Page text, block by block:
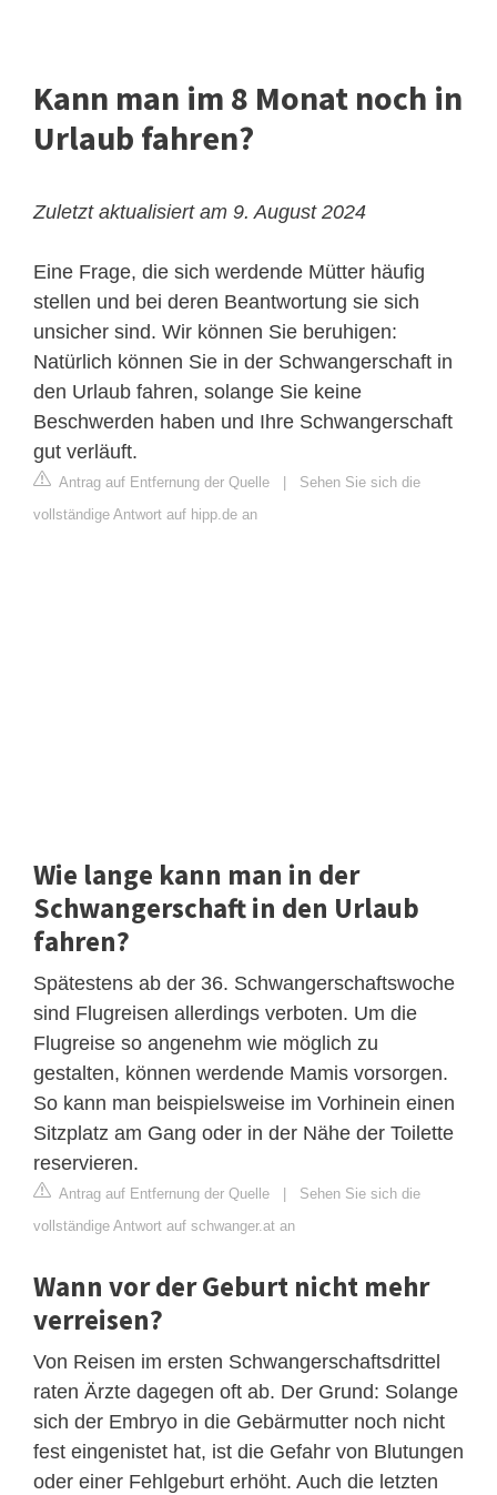
Kann man im 8 Monat noch in
Urlaub fahren?
Zuletzt aktualisiert am 9. August 2024
Eine Frage, die sich werdende Mütter häufig
stellen und bei deren Beantwortung sie sich
unsicher sind. Wir können Sie beruhigen:
Natürlich können Sie in der Schwangerschaft in
den Urlaub fahren, solange Sie keine
Beschwerden haben und Ihre Schwangerschaft
gut verläuft.
Antrag auf Entfernung der Quelle
Sehen Sie sich die
vollständige Antwort auf hipp.de an
Wie lange kann man in der
Schwangerschaft in den Urlaub
fahren?
Spätestens ab der 36. Schwangerschaftswoche
sind Flugreisen allerdings verboten. Um die
Flugreise so angenehm wie möglich zu
gestalten, können werdende Mamis vorsorgen.
So kann man beispielsweise im Vorhinein einen
Sitzplatz am Gang oder in der Nähe der Toilette
reservieren.
Antrag auf Entfernung der Quelle
Sehen Sie sich die
vollständige Antwort auf schwanger.at an
Wann vor der Geburt nicht mehr
verreisen?
Von Reisen im ersten Schwangerschaftsdrittel
raten Ärzte dagegen oft ab. Der Grund: Solange
sich der Embryo in die Gebärmutter noch nicht
fest eingenistet hat, ist die Gefahr von Blutungen
oder einer Fehlgeburt erhöht. Auch die letzten